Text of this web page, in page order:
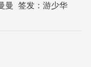
曼 签发： 游少华